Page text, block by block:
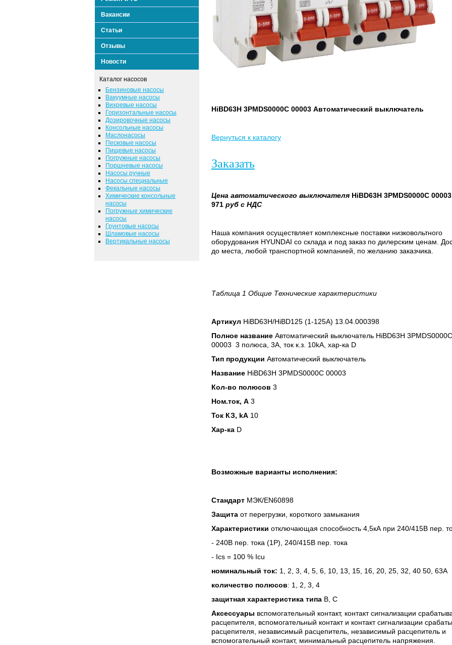
Вакансии
Статьи
Отзывы
Новости
Каталог насосов
Бензиновые насосы
Вакуумные насосы
Вихревые насосы
Горизонтальные насосы
Дозировочные насосы
Консольные насосы
Маслонасосы
Песковые насосы
Пищевые насосы
Погружные насосы
Поршневые насосы
Насосы ручные
Насосы специальные
Фекальные насосы
Химические консольные
насосы
Погружные химические
насосы
Грунтовые насосы
Шламовые насосы
Вертикальные насосы
HiBD63H 3PMDS0000C 00003 Автоматический выключатель
Вернуться к каталогу
Заказать
Цена автоматического выключателя HiBD63H 3PMDS0000C
971 руб с НДС
Наша компания осуществляет комплексные поставки низковольтного
оборудования HYUNDAI со склада и под заказ по дилерским ценам.
до места, любой транспортной компанией, по желанию заказчика.
Таблица 1 Общие Технические характеристики
Артикул HiBD63H/HiBD125 (1-125A) 13.04.000398
Полное название Автоматический выключатель HiBD63H 3PMDS0000C
00003 3 полюса, 3А, ток к.з. 10kA, хар-ка D
Тип продукции Автоматический выключатель
Название HiBD63H 3PMDS0000C 00003
Кол-во полюсов 3
Ном.ток, А 3
Ток КЗ, kA 10
Хар-ка D
Возможные варианты исполнения:
Стандарт МЭК/EN60898
Защита от перегрузки, короткого замыкания
Характеристики отключающая способность 4,5кА при 240/415В пер.
- 240В пер. тока (1P), 240/415В пер. тока
- Ics = 100 % Icu
номинальный ток: 1, 2, 3, 4, 5, 6, 10, 13, 15, 16, 20, 25, 32, 40 50, 63A
количество полюсов: 1, 2, 3, 4
защитная характеристика типа B, C
Аксессуары вспомогательный контакт, контакт сигнализации
расцепителя, вспомогательный контакт и контакт сигнализации
расцепителя, независимый расцепитель, независимый расцепитель и
вспомогательный контакт, минимальный расцепитель напряжения.